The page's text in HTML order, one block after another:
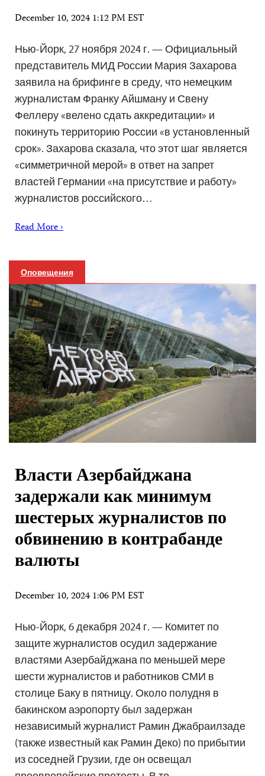
December 10, 2024 1:12 PM EST
Нью-Йорк, 27 ноября 2024 г. — Официальный
представитель МИД России Мария Захарова
заявила на брифинге в среду, что немецким
журналистам Франку Айшману и Свену
Феллеру «велено сдать аккредитации» и
покинуть территорию России «в установленный
срок». Захарова сказала, что этот шаг является
«симметричной мерой» в ответ на запрет
властей Германии «на присутствие и работу»
журналистов российского…
Read More ›
Оповещения
Власти Азербайджана
задержали как минимум
шестерых журналистов по
обвинению в контрабанде
валюты
December 10, 2024 1:06 PM EST
Нью-Йорк, 6 декабря 2024 г. — Комитет по
защите журналистов осудил задержание
властями Азербайджана по меньшей мере
шести журналистов и работников СМИ в
столице Баку в пятницу. Около полудня в
бакинском аэропорту был задержан
независимый журналист Рамин Джабраилзаде
(также известный как Рамин Деко) по прибытии
из соседней Грузии, где он освещал